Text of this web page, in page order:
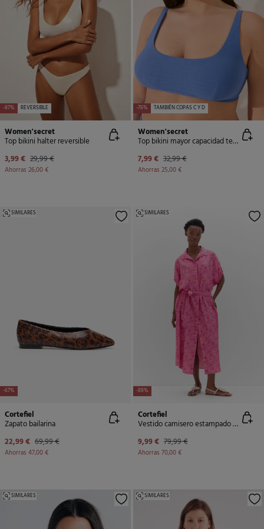
-87% REVERSIBLE
Women'secret
Top bikini halter reversible
3,99 € 29,99 €
Ahorras 26,00 €
-76% TAMBIÉN COPAS C Y D
Women'secret
Top bikini mayor capacidad textura azul
7,99 € 32,99 €
Ahorras 25,00 €
-67%
SIMILARES
Cortefiel
Zapato bailarina
22,99 € 69,99 €
Ahorras 47,00 €
-88%
SIMILARES
Cortefiel
Vestido camisero estampado flor
9,99 € 79,99 €
Ahorras 70,00 €
SIMILARES SIMILARES